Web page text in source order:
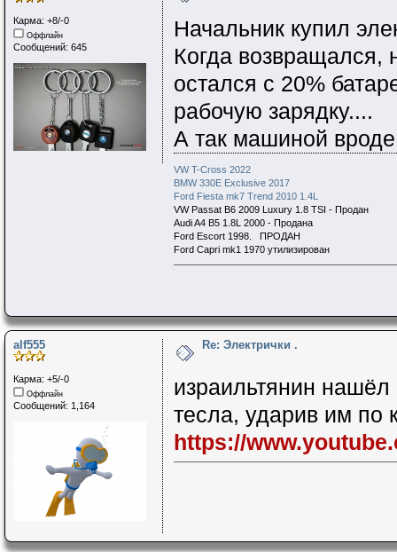
Карма: +8/-0
Оффлайн
Сообщений: 645
Начальник купил
Когда возвращался,
остался с 20%
рабочую зарядку....
А так машиной
VW T-Cross 2022
BMW 330E Exclusive 2017
Ford Fiesta mk7 Trend 2010 1.4L
VW Passat B6 2009 Luxury 1.8 TSI - Продан
Audi A4 B5 1.8L 2000 - Продана
Ford Escort 1998. ПРОДАН
Ford Capri mk1 1970 утилизирован
alf555
Карма: +5/-0
Оффлайн
Сообщений: 1,164
Re: Электрички .
израильтянин нашёл
тесла, ударив им по
https://